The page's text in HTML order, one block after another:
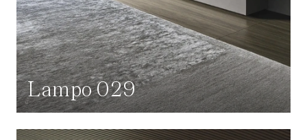
Lampo 029